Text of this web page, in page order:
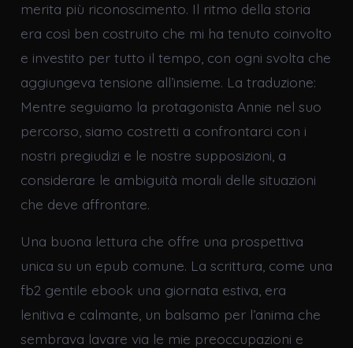
merita più riconoscimento. Il ritmo della storia
era così ben costruito che mi ha tenuto coinvolto
e investito per tutto il tempo, con ogni svolta che
aggiungeva tensione all’insieme. La traduzione:
Mentre seguiamo la protagonista Annie nel suo
percorso, siamo costretti a confrontarci con i
nostri pregiudizi e le nostre supposizioni, a
considerare le ambiguità morali delle situazioni
che deve affrontare.
Una buona lettura che offre una prospettiva
unica su un epub comune. La scrittura, come una
fb2 gentile ebook una giornata estiva, era
lenitiva e calmante, un balsamo per l’anima che
sembrava lavare via le mie preoccupazioni e